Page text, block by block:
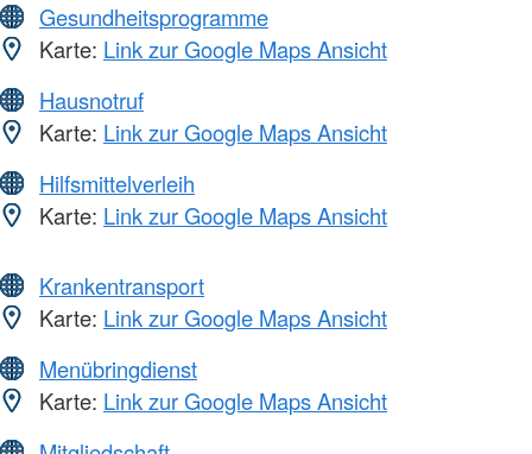
Gesundheitsprogramme
Karte: Link zur Google Maps Ansicht
Hausnotruf
Karte: Link zur Google Maps Ansicht
Hilfsmittelverleih
Karte: Link zur Google Maps Ansicht
Krankentransport
Karte: Link zur Google Maps Ansicht
Menübringdienst
Karte: Link zur Google Maps Ansicht